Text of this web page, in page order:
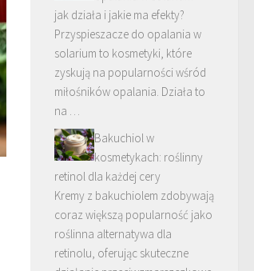
jak działa i jakie ma efekty?
Przyspieszacze do opalania w
solarium to kosmetyki, które
zyskują na popularności wśród
miłośników opalania. Działa to
na …
Bakuchiol w
kosmetykach: roślinny
retinol dla każdej cery
Kremy z bakuchiolem zdobywają
coraz większą popularność jako
roślinna alternatywa dla
retinolu, oferując skuteczne